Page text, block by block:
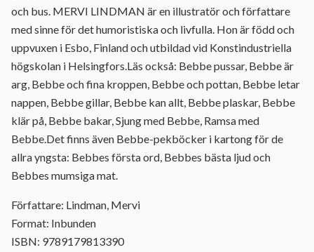
och bus. MERVI LINDMAN är en illustratör och författare
med sinne för det humoristiska och livfulla. Hon är född och
uppvuxen i Esbo, Finland och utbildad vid Konstindustriella
högskolan i Helsingfors.Läs också: Bebbe pussar, Bebbe är
arg, Bebbe och fina kroppen, Bebbe och pottan, Bebbe letar
nappen, Bebbe gillar, Bebbe kan allt, Bebbe plaskar, Bebbe
klär på, Bebbe bakar, Sjung med Bebbe, Ramsa med
Bebbe.Det finns även Bebbe-pekböcker i kartong för de
allra yngsta: Bebbes första ord, Bebbes bästa ljud och
Bebbes mumsiga mat.
Författare: Lindman, Mervi
Format: Inbunden
ISBN: 9789179813390